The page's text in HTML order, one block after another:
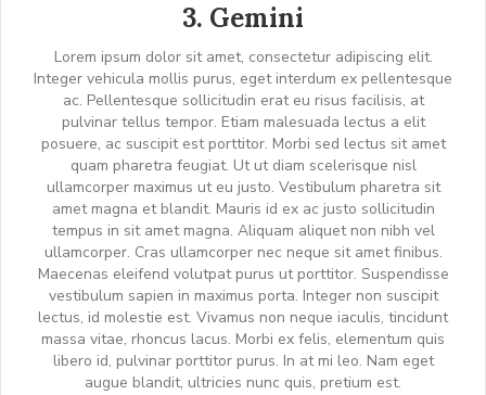
3. Gemini
Lorem ipsum dolor sit amet, consectetur adipiscing elit.
Integer vehicula mollis purus, eget interdum ex pellentesque
ac. Pellentesque sollicitudin erat eu risus facilisis, at
pulvinar tellus tempor. Etiam malesuada lectus a elit
posuere, ac suscipit est porttitor. Morbi sed lectus sit amet
quam pharetra feugiat. Ut ut diam scelerisque nisl
ullamcorper maximus ut eu justo. Vestibulum pharetra sit
amet magna et blandit. Mauris id ex ac justo sollicitudin
tempus in sit amet magna. Aliquam aliquet non nibh vel
ullamcorper. Cras ullamcorper nec neque sit amet finibus.
Maecenas eleifend volutpat purus ut porttitor. Suspendisse
vestibulum sapien in maximus porta. Integer non suscipit
lectus, id molestie est. Vivamus non neque iaculis, tincidunt
massa vitae, rhoncus lacus. Morbi ex felis, elementum quis
libero id, pulvinar porttitor purus. In at mi leo. Nam eget
augue blandit, ultricies nunc quis, pretium est.